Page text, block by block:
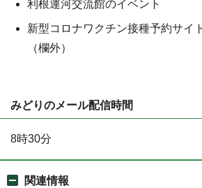
利根運河交流館のイベント
新型コロナワクチン接種予約サイ
（欄外）
みどりのメール配信時間
8時30分
関連情報